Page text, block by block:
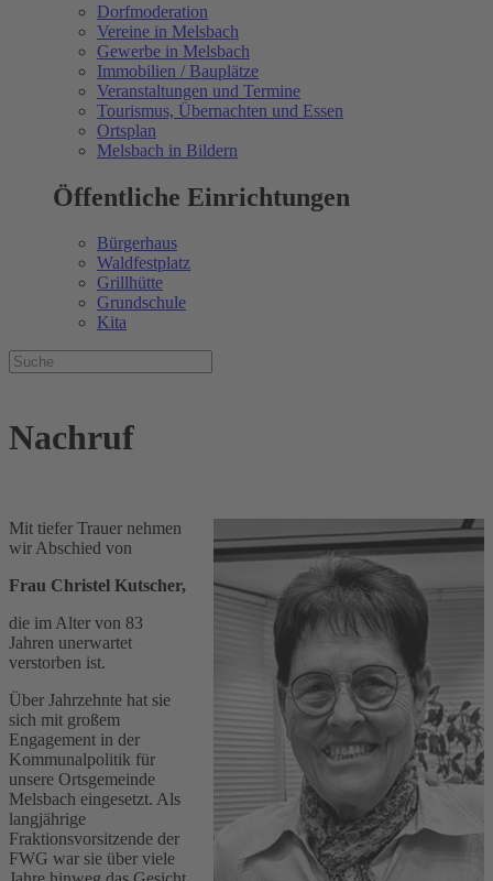
Dorfmoderation
Vereine in Melsbach
Gewerbe in Melsbach
Immobilien / Bauplätze
Veranstaltungen und Termine
Tourismus, Übernachten und Essen
Ortsplan
Melsbach in Bildern
Öffentliche Einrichtungen
Bürgerhaus
Waldfestplatz
Grillhütte
Grundschule
Kita
Nachruf
Mit tiefer Trauer nehmen
wir Abschied von
Frau Christel Kutscher,
die im Alter von 83
Jahren unerwartet
verstorben ist.
Über Jahrzehnte hat sie
sich mit großem
Engagement in der
Kommunalpolitik für
unsere Ortsgemeinde
Melsbach eingesetzt. Als
langjährige
Fraktionsvorsitzende der
FWG war sie über viele